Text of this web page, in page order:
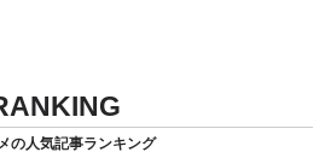
の人気記事ランキング